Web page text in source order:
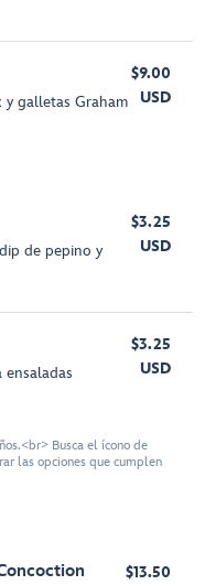
y galletas Graham
$9.00
USD
de pepino y
$3.25
USD
$3.25
USD
Busca el ícono de
las opciones que cumplen
$13.50